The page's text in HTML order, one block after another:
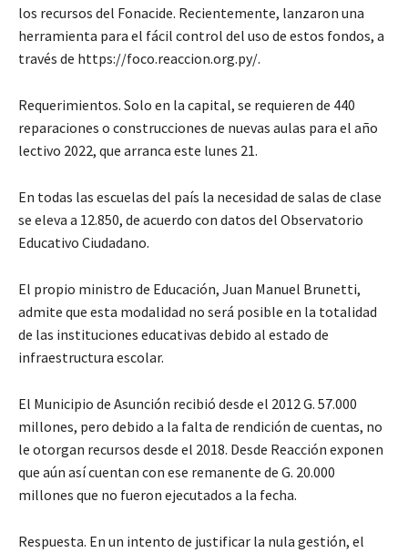
los recursos del Fonacide. Recientemente, lanzaron una
herramienta para el fácil control del uso de estos fondos, a
través de https://foco.reaccion.org.py/.
Requerimientos. Solo en la capital, se requieren de 440
reparaciones o construcciones de nuevas aulas para el año
lectivo 2022, que arranca este lunes 21.
En todas las escuelas del país la necesidad de salas de clase
se eleva a 12.850, de acuerdo con datos del Observatorio
Educativo Ciudadano.
El propio ministro de Educación, Juan Manuel Brunetti,
admite que esta modalidad no será posible en la totalidad
de las instituciones educativas debido al estado de
infraestructura escolar.
El Municipio de Asunción recibió desde el 2012 G. 57.000
millones, pero debido a la falta de rendición de cuentas, no
le otorgan recursos desde el 2018. Desde Reacción exponen
que aún así cuentan con ese remanente de G. 20.000
millones que no fueron ejecutados a la fecha.
Respuesta. En un intento de justificar la nula gestión, el